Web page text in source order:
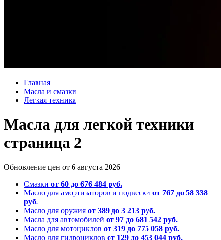
Главная
Масла и смазки
Легкая техника
Масла для легкой техники
страница 2
Обновление цен от 6 августа 2026
Смазки от 60 до 676 484 руб.
Масло для амортизаторов и подвески от 767 до 58 338
руб.
Масло для оружия от 389 до 3 213 руб.
Масла для автомобилей от 97 до 681 542 руб.
Масло для мотоциклов от 319 до 775 058 руб.
Масло для гидроциклов от 129 до 453 044 руб.